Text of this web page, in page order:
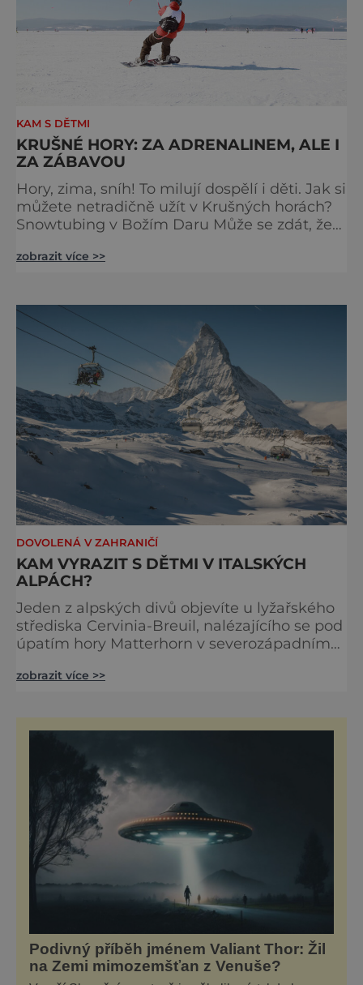
KAM S DĚTMI
KRUŠNÉ HORY: ZA ADRENALINEM, ALE I
ZA ZÁBAVOU
Hory, zima, sníh! To milují dospělí i děti. Jak si
můžete netradičně užít v Krušných horách?
Snowtubing v Božím Daru Může se zdát, že
sáňky, a proto je určená pouze pro děti. To je
snowtubingovou dráhu – sněhový tobogán –
najdete v lyžařském areálu Boží Dar Novako,
nedaleko infocent
zobrazit více >>
DOVOLENÁ V ZAHRANIČÍ
KAM VYRAZIT S DĚTMI V ITALSKÝCH
ALPÁCH?
Jeden z alpských divů objevíte u lyžařského
střediska Cervinia-Breuil, nalézajícího se pod
úpatím hory Matterhorn v severozápadním
podívaná u Matterhornu Ledové jeskyně,
švýcarské strany k nim vyjedete lanovkou
padesáti metrového tunelu
zobrazit více >>
Podivný příběh jménem Valiant Thor: Žil
na Zemi mimozemšťan z Venuše?